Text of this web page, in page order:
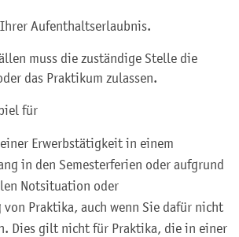
Aufenthaltserlaubnis.
muss die zuständige Stelle die
das Praktikum zulassen.
für
Erwerbstätigkeit in einem
in den Semesterferien oder aufgrund
Notsituation oder
Praktika, auch wenn Sie dafür nicht
Dies gilt nicht für Praktika, die in einer